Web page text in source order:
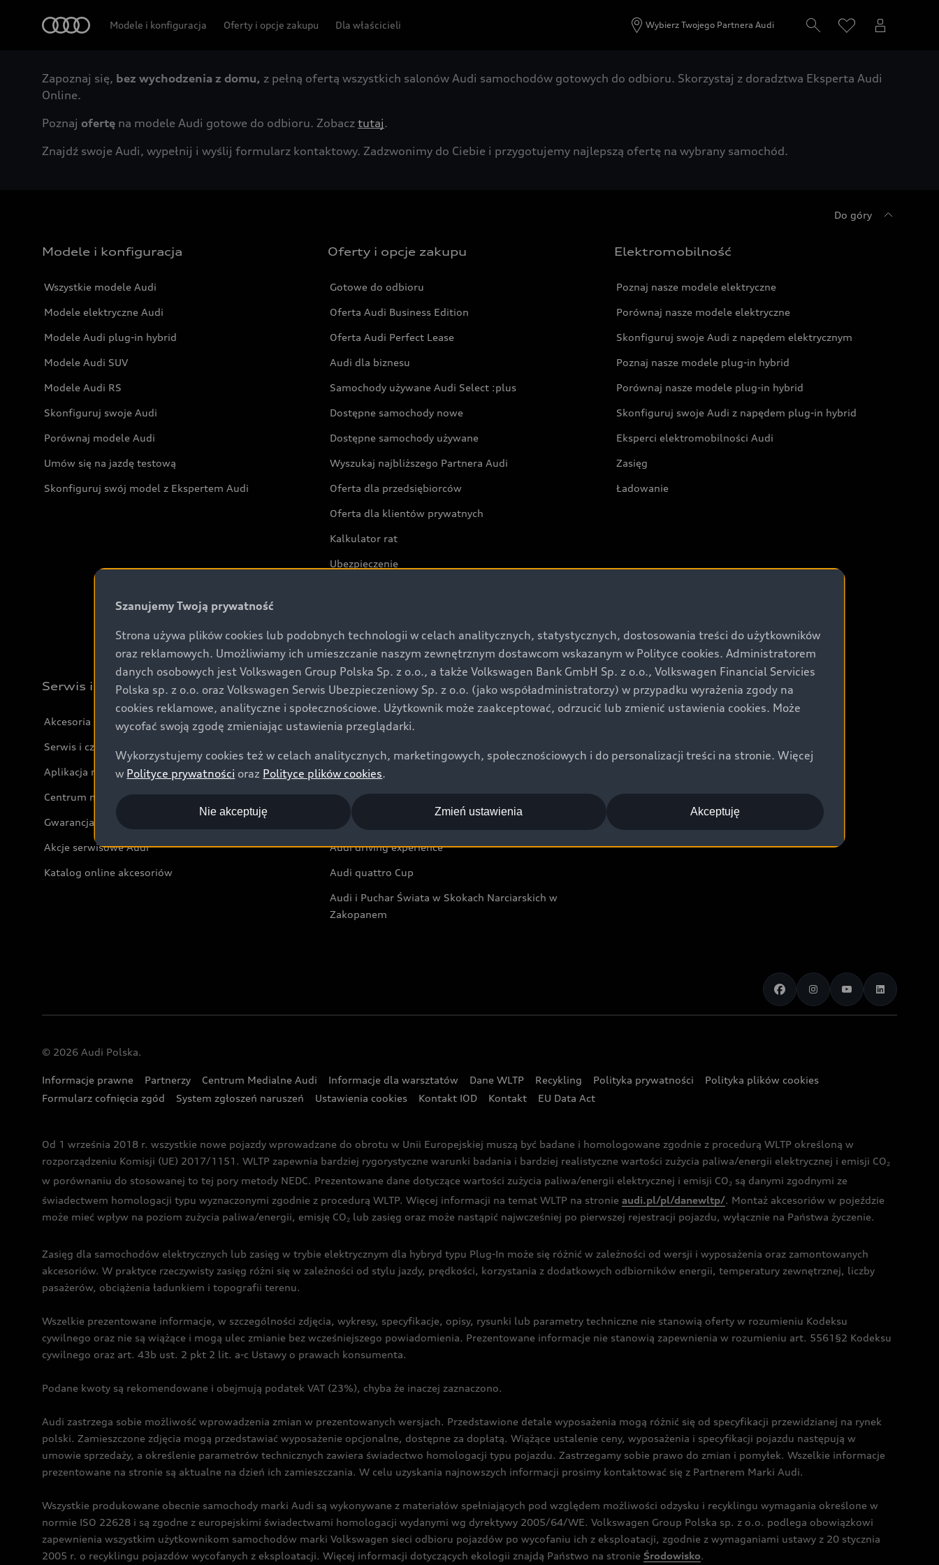
Modele i konfiguracja Oferty i opcje zakupu Dla właścicieli Wybierz Twojego Partnera Audi
Zapoznaj się, bez wychodzenia z domu, z pełną ofertą wszystkich salonów Audi samochodów gotowych do odbioru. Skorzystaj z doradztwa Eksperta Audi
Online.
Poznaj ofertę na modele Audi gotowe do odbioru. Zobacz tutaj.
Znajdź swoje Audi, wypełnij i wyślij formularz kontaktowy. Zadzwonimy do Ciebie i przygotujemy najlepszą ofertę na wybrany samochód.
Do góry
Modele i konfiguracja
Wszystkie modele Audi
Modele elektryczne Audi
Modele Audi plug-in hybrid
Modele Audi SUV
Modele Audi RS
Skonfiguruj swoje Audi
Porównaj modele Audi
Umów się na jazdę testową
Skonfiguruj swój model z Ekspertem Audi
Oferty i opcje zakupu
Gotowe do odbioru
Oferta Audi Business Edition
Oferta Audi Perfect Lease
Audi dla biznesu
Samochody używane Audi Select :plus
Dostępne samochody nowe
Dostępne samochody używane
Wyszukaj najbliższego Partnera Audi
Oferta dla przedsiębiorców
Oferta dla klientów prywatnych
Kalkulator rat
Ubezpieczenie
Audi exclusive
Elektromobilność
Poznaj nasze modele elektryczne
Porównaj nasze modele elektryczne
Skonfiguruj swoje Audi z napędem elektrycznym
Poznaj nasze modele plug-in hybrid
Porównaj nasze modele plug-in hybrid
Skonfiguruj swoje Audi z napędem plug-in hybrid
Eksperci elektromobilności Audi
Zasięg
Ładowanie
Serwis i akcesoria
Akcesoria
Serwis i części
Aplikacja myAudi i usługi cyfrowe
Centrum napraw powypadkowych
Gwarancja
Akcje serwisowe Audi
Katalog online akcesoriów
Świat Audi
Aktualności i historie postępu
Audi Nuvolari
Audi Sport Festiwal
Audi i Muzeum Sztuki Nowoczesnej w Warszawie
Audi driving experience
Audi quattro Cup
Audi i Puchar Świata w Skokach Narciarskich w
Zakopanem
© 2026 Audi Polska.
Informacje prawne Partnerzy Centrum Medialne Audi Informacje dla warsztatów Dane WLTP Recykling Polityka prywatności
Polityka plików cookies
Formularz cofnięcia zgód
System zgłoszeń naruszeń Ustawienia cookies Kontakt IOD Kontakt EU Data Act
Od 1 września 2018 r. wszystkie nowe pojazdy wprowadzane do obrotu w Unii Europejskiej muszą być badane i homologowane zgodnie z procedurą WLTP określoną w
rozporządzeniu Komisji (UE) 2017/1151. WLTP zapewnia bardziej rygorystyczne warunki badania i bardziej realistyczne wartości zużycia paliwa/energii elektrycznej i emisji CO2
w porównaniu do stosowanej to tej pory metody NEDC. Prezentowane dane dotyczące wartości zużycia paliwa/energii elektrycznej i emisji CO2 są danymi zgodnymi ze
świadectwem homologacji typu wyznaczonymi zgodnie z procedurą WLTP. Więcej informacji na temat WLTP na stronie audi.pl/pl/danewltp/. Montaż akcesoriów w pojeździe
może mieć wpływ na poziom zużycia paliwa/energii, emisję CO2 lub zasięg oraz może nastąpić najwcześniej po pierwszej rejestracji pojazdu, wyłącznie na Państwa życzenie.
Zasięg dla samochodów elektrycznych lub zasięg w trybie elektrycznym dla hybryd typu Plug-In może się różnić w zależności od wersji i wyposażenia oraz zamontowanych
akcesoriów. W praktyce rzeczywisty zasięg różni się w zależności od stylu jazdy, prędkości, korzystania z dodatkowych odbiorników energii, temperatury zewnętrznej, liczby
pasażerów, obciążenia ładunkiem i topografii terenu.
Wszelkie prezentowane informacje, w szczególności zdjęcia, wykresy, specyfikacje, opisy, rysunki lub parametry techniczne nie stanowią oferty w rozumieniu Kodeksu
cywilnego oraz nie są wiążące i mogą ulec zmianie bez wcześniejszego powiadomienia. Prezentowane informacje nie stanowią zapewnienia w rozumieniu art. 5561§2 Kodeksu
cywilnego oraz art. 43b ust. 2 pkt 2 lit. a-c Ustawy o prawach konsumenta.
Podane kwoty są rekomendowane i obejmują podatek VAT (23%), chyba że inaczej zaznaczono.
Audi zastrzega sobie możliwość wprowadzenia zmian w prezentowanych wersjach. Przedstawione detale wyposażenia mogą różnić się od specyfikacji przewidzianej na rynek
polski. Zamieszczone zdjęcia mogą przedstawiać wyposażenie opcjonalne, dostępne za dopłatą. Wiążące ustalenie ceny, wyposażenia i specyfikacji pojazdu następują w
umowie sprzedaży, a określenie parametrów technicznych zawiera świadectwo homologacji typu pojazdu. Zastrzegamy sobie prawo do zmian i pomyłek. Wszelkie informacje
prezentowane na stronie są aktualne na dzień ich zamieszczania. W celu uzyskania najnowszych informacji prosimy kontaktować się z Partnerem Marki Audi.
Wszystkie produkowane obecnie samochody marki Audi są wykonywane z materiałów spełniających pod względem możliwości odzysku i recyklingu wymagania określone w
normie ISO 22628 i są zgodne z europejskimi świadectwami homologacji wydanymi wg dyrektywy 2005/64/WE. Volkswagen Group Polska sp. z o.o. podlega obowiązkowi
zapewnienia wszystkim użytkownikom samochodów marki Volkswagen sieci odbioru pojazdów po wycofaniu ich z eksploatacji, zgodnie z wymaganiami ustawy z 20 stycznia
2005 r. o recyklingu pojazdów wycofanych z eksploatacji. Więcej informacji dotyczących ekologii znajdą Państwo na stronie Środowisko.
Szanujemy Twoją prywatność
Strona używa plików cookies lub podobnych technologii w celach analitycznych, statystycznych, dostosowania treści do użytkowników
oraz reklamowych. Umożliwiamy ich umieszczanie naszym zewnętrznym dostawcom wskazanym w Polityce cookies. Administratorem
danych osobowych jest Volkswagen Group Polska Sp. z o.o., a także Volkswagen Bank GmbH Sp. z o.o., Volkswagen Financial Servicies
Polska sp. z o.o. oraz Volkswagen Serwis Ubezpieczeniowy Sp. z o.o. (jako współadministratorzy) w przypadku wyrażenia zgody na
cookies reklamowe, analityczne i społecznościowe. Użytkownik może zaakceptować, odrzucić lub zmienić ustawienia cookies. Może
wycofać swoją zgodę zmieniając ustawienia przeglądarki.
Wykorzystujemy cookies też w celach analitycznych, marketingowych, społecznościowych i do personalizacji treści na stronie. Więcej
w Polityce prywatności oraz Polityce plików cookies.
Akceptuję
Nie akceptuję Zmień ustawienia